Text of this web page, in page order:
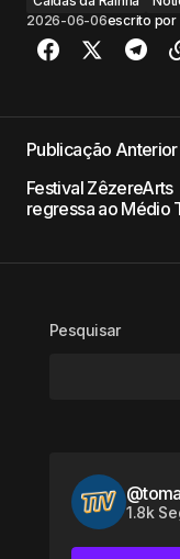
2026-06-06escrito por
Publicação Anterior
Festival ZêzereArts
regressa ao Médio
Pesquisar
1.8k